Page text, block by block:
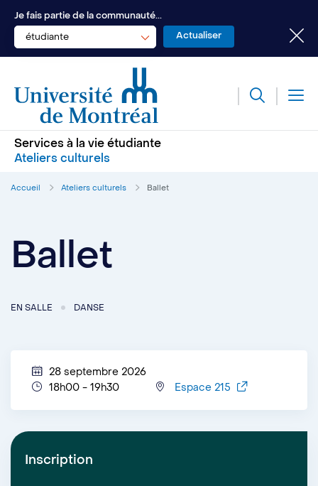
Je fais partie de la communauté...
étudiante
Services à la vie étudiante
Ateliers culturels
Accueil Ateliers culturels Ballet
Ballet
EN SALLE DANSE
28 septembre 2026
18h00 - 19h30
Espace 215
Inscription